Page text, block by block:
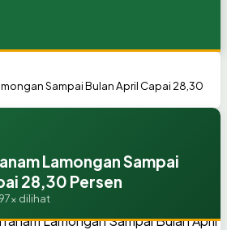
Sampai Bulan April Capai 28,30
Lamongan Sampai
28,30 Persen
dilihat